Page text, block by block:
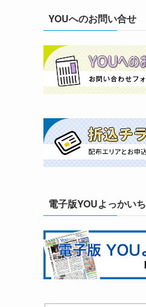
YOUへのお問い合せ
電子版YOUよっかいち